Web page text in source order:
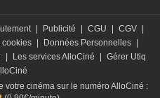
Publicité CGU CGV
cookies Données Personnelles
Les services AlloCiné
Gérer Utiq
votre cinéma sur le numéro AlloCiné :